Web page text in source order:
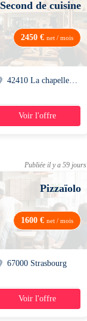
Second de cuisine
2450 € net / mois
39h/semaine
Voir l'offre
Publiée il y a 59 jours
Pizzaïolo
1600 € net / mois
67000 Strasbourg
24h/semaine
Voir l'offre